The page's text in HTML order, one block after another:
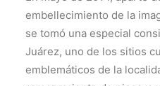
embellecimiento de la
se tomó una especial
Juárez, uno de los sitios
emblemáticos de la